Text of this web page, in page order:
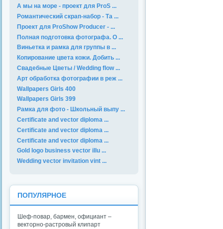
А мы на море - проект для ProS ...
Романтический скрап-набор - Та ...
Проект для ProShow Producer - ...
Полная подготовка фотографа. О ...
Виньетка и рамка для группы в ...
Копирование цвета кожи. Добить ...
Свадебные Цветы / Wedding flow ...
Арт обработка фотографии в реж ...
Wallpapers Girls 400
Wallpapers Girls 399
Рамка для фото - Школьный выпу ...
Certificate and vector diploma ...
Certificate and vector diploma ...
Certificate and vector diploma ...
Gold logo business vector illu ...
Wedding vector invitation vint ...
ПОПУЛЯРНОЕ
Шеф-повар, бармен, официант –
векторно-растровый клипарт